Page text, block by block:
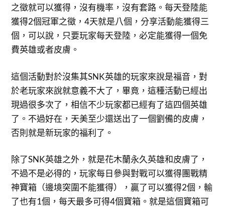
之徵就可以獲得，沒有機率，沒有套路。每天登陸能
獲得2個冠軍之徵，4天就是八個，分享活動能獲得三
個，可以說，只要玩家每天登陸，必定能獲得一個免
費英雄或者皮膚。
這個活動對於沒集其SNK英雄的玩家來說是福音，對
於老玩家來說就意義不大了，畢竟，這種活動已經出
現過很多次了，相信不少玩家都已經有了這四個英雄
了。不過好在，天美至少還送出了一個劉備的皮膚，
否則就是新玩家的福利了。
除了SNK英雄之外，就是花木蘭永久英雄和皮膚了，
不過不是必得的，玩家每日參與對戰可以獲得團戰精
神寶箱（邊境突圍不能獲得），贏了可以獲得2個，輸
了也有1個，每天最多可得4個寶箱。就是這個寶箱可